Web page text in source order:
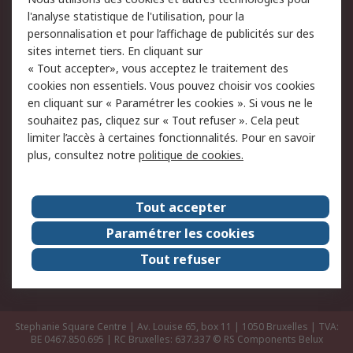
Retours
Support technique
Track & trace
Legal
Politique de cookies
Sécurité des e-mails
Politique de protection
des données - Mise à
jour
Conditions générales
de vente
A propos de RS
Le groupe RS Group
A propos de RS
RS dans le monde
Travaillez chez RS
ESG
Stephanie Square Centre | Av. Louise 65, box 11 | 1050 Bruxelles | TVA:
BE 0467.850.695 | RC Bruxelles: 637.337 © RS Components Belux
l'analyse statistique de l'utilisation, pour la
personnalisation et pour l’affichage de publicités sur des
sites internet tiers. En cliquant sur
« Tout accepter», vous acceptez le traitement des
cookies non essentiels. Vous pouvez choisir vos cookies
en cliquant sur « Paramétrer les cookies ». Si vous ne le
souhaitez pas, cliquez sur « Tout refuser ». Cela peut
limiter l’accès à certaines fonctionnalités. Pour en savoir
plus, consultez notre politique de cookies.
Tout accepter
Paramétrer les cookies
Tout refuser